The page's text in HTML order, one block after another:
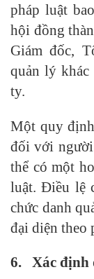
pháp luật
hội đồng
Giám đốc,
quản lý
ty.
Một quy
đối với
thể có một
luật. Điều lệ
chức danh
đại diện theo
6. Xác định